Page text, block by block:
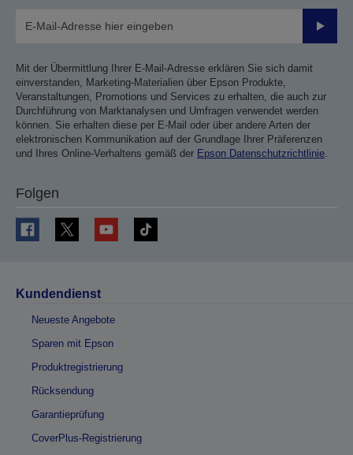
Mit der Übermittlung Ihrer E-Mail-Adresse erklären Sie sich damit
einverstanden, Marketing-Materialien über Epson Produkte,
Veranstaltungen, Promotions und Services zu erhalten, die auch zur
Durchführung von Marktanalysen und Umfragen verwendet werden
können. Sie erhalten diese per E-Mail oder über andere Arten der
elektronischen Kommunikation auf der Grundlage Ihrer Präferenzen
und Ihres Online-Verhaltens gemäß der Epson Datenschutzrichtlinie.
Folgen
Kundendienst
Neueste Angebote
Sparen mit Epson
Produktregistrierung
Rücksendung
Garantieprüfung
CoverPlus-Registrierung